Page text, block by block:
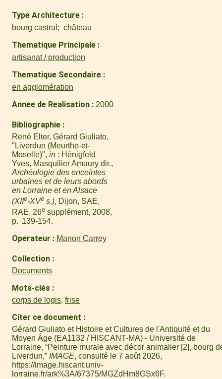
Type Architecture
bourg castral château
Thematique Principale
artisanat / production
Thematique Secondaire
en agglomération
Annee de Realisation 2000
Bibliographie
René Elter, Gérard Giuliato,
"Liverdun (Meurthe-et-
Moselle)", in : Hénigfeld
Yves, Masquilier Amaury dir.,
Archéologie des enceintes
urbaines et de leurs abords
en Lorraine et en Alsace
(XIIe-XVe s.), Dijon, SAE,
RAE, 26e supplément, 2008,
p. 139-154.
Operateur Manon Carrey
Collection
Documents
Mots-clés
corps de logis, frise
Citer ce document
Gérard Giuliato et Histoire et Cultures de l'Antiquité et du
Moyen Âge (EA1132 / HISCANT-MA) - Université de
Lorraine, “Peinture murale avec décor animalier [2], bourg
Liverdun,” IMAGE, consulté le 7 août 2026,
https://image.hiscant.univ-
lorraine.fr/ark%3A/67375/MGZdHm8GSx6F.